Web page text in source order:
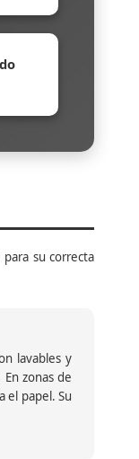
su correcta
lavables y
zonas de
el papel. Su